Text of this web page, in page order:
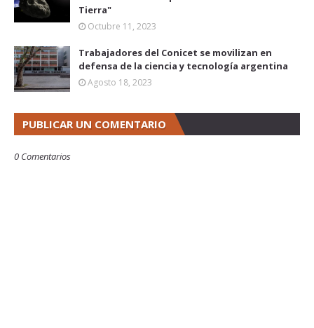
Tierra"
Octubre 11, 2023
Trabajadores del Conicet se movilizan en
defensa de la ciencia y tecnología argentina
Agosto 18, 2023
PUBLICAR UN COMENTARIO
0 Comentarios